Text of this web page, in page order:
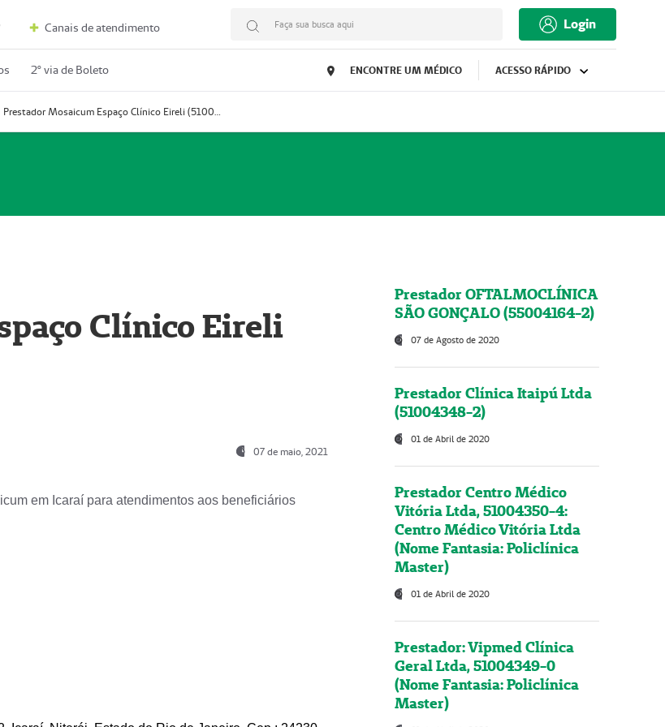
Canais de atendimento Faça sua busca aqui Login
2º via de Boleto ENCONTRE UM MÉDICO ACESSO RÁPIDO
Prestador Mosaicum Espaço Clínico Eireli (51004355-5)
Clínico Eireli
07 de maio, 2021
em Icaraí para atendimentos aos beneficiários
Prestador OFTALMOCLÍNICA
SÃO GONÇALO (55004164-2)
07 de Agosto de 2020
Prestador Clínica Itaipú Ltda
(51004348-2)
01 de Abril de 2020
Prestador Centro Médico
Vitória Ltda, 51004350-4:
Centro Médico Vitória Ltda
(Nome Fantasia: Policlínica
Master)
01 de Abril de 2020
Prestador: Vipmed Clínica
Geral Ltda, 51004349-0
(Nome Fantasia: Policlínica
Master)